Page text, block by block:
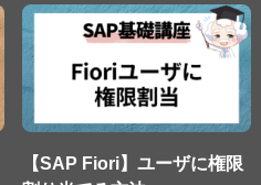
【SAP Fiori】ユーザに権限